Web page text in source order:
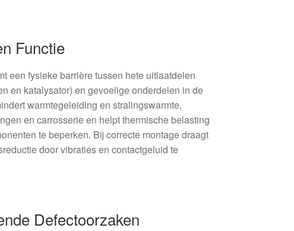
Functie
een fysieke barrière tussen hete uitlaatdelen
en katalysator) en gevoelige onderdelen in de
warmtegeleiding en stralingswarmte,
en carrosserie en helpt thermische belasting
te beperken. Bij correcte montage draagt
door vibraties en contactgeluid te
Defectoorzaken